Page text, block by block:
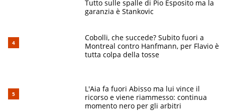
Tutto sulle spalle di Pio Esposito ma la
garanzia è Stankovic
Cobolli, che succede? Subito fuori a
Montreal contro Hanfmann, per Flavio è
tutta colpa della tosse
L'Aia fa fuori Abisso ma lui vince il
ricorso e viene riammesso: continua
momento nero per gli arbitri